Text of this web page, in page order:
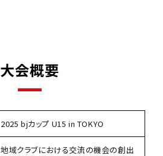
大会概要
2025 bjカップ U15 in TOKYO
地域クラブにおける交流の機会の創出